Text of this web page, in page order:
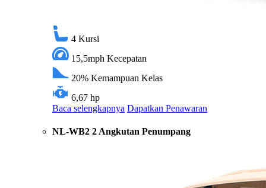
4 Kursi
15,5mph Kecepatan
20% Kemampuan Kelas
6,67 hp
Baca selengkapnya Dapatkan Penawaran
NL-WB2 2 Angkutan Penumpang